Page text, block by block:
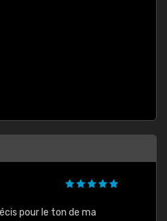
pour le ton de ma